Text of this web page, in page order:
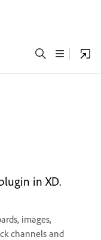
in XD.
images,
channels and